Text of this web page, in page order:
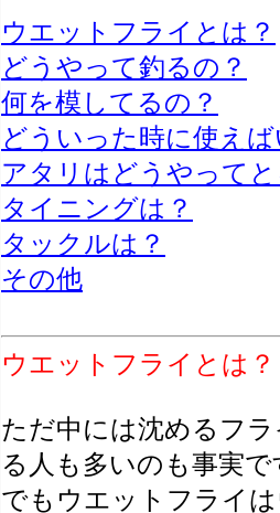
ウエットフライとは？
どうやって釣るの？
何を模してるの？
どういった時に使え
アタリはどうやって
タイニングは？
タックルは？
その他
ウエットフライとは？
ただ中には沈めるフ
る人も多いのも事実で
でもウエットフライ